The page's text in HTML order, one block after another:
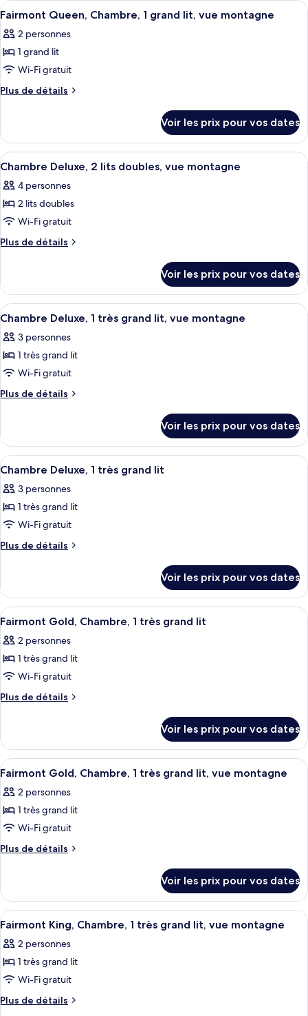
Signature,
très
grand
lit,
vue
de
Chambre
Signature,
très
grand
lit,
Afficher
toutes
les
photos
pour
ce
chambre :
Fairmont
Queen,
Chambre,
1
grand
lit,
vue
Literie de qualité supérieure, couette
7
Fairmont Queen, Chambre, 1 grand lit, vue montagne
2 personnes
1 grand lit
Wi-Fi gratuit
Plus de détails
Plus
le
type
de
Fairmont
Queen,
grand
lit,
Voir les prix pour vos dates
Afficher
toutes
les
photos
pour
ce
chambre :
Chambre
Deluxe,
2
lits
doubles,
vue
montagne
Literie de qualité supérieure, couette
5
Chambre Deluxe, 2 lits doubles, vue montagne
4 personnes
2 lits doubles
Wi-Fi gratuit
Plus de détails
Plus
le
type
de
Chambre
Deluxe,
lits
doubles,
vue
Voir les prix pour vos dates
Afficher
toutes
les
photos
pour
ce
chambre :
Chambre
Deluxe,
très
grand
lit,
vue
Une chambre d’hôtel avec un lit,
6
Chambre Deluxe, 1 très grand lit, vue montagne
3 personnes
1 très grand lit
Wi-Fi gratuit
Plus de détails
Plus
le
type
de
Chambre
Deluxe,
très
grand
lit,
Voir les prix pour vos dates
Afficher
toutes
les
photos
pour
ce
chambre :
Chambre
Deluxe,
très
grand
lit
Literie de qualité supérieure, couette
6
Chambre Deluxe, 1 très grand lit
3 personnes
1 très grand lit
Wi-Fi gratuit
Plus de détails
Plus
le
type
de
Chambre
Deluxe,
très
grand
lit
Voir les prix pour vos dates
Afficher
toutes
les
photos
pour
ce
chambre :
Fairmont
Gold,
Chambre,
1
très
grand
lit
Literie de qualité supérieure, couette
6
Fairmont Gold, Chambre, 1 très grand lit
2 personnes
1 très grand lit
Wi-Fi gratuit
Plus de détails
Plus
le
type
de
Fairmont
Gold,
très
grand
Voir les prix pour vos dates
Afficher
toutes
les
photos
pour
ce
chambre :
Fairmont
Gold,
Chambre,
1
très
grand
lit,
Une chambre d’hôtel avec un
6
Fairmont Gold, Chambre, 1 très grand lit, vue montagne
2 personnes
1 très grand lit
Wi-Fi gratuit
Plus de détails
Plus
le
type
de
Fairmont
Gold,
très
grand
Voir les prix pour vos dates
Afficher
toutes
les
photos
pour
ce
Literie de qualité supérieure, couette
6
Fairmont King, Chambre, 1 très grand lit, vue montagne
2 personnes
1 très grand lit
Wi-Fi gratuit
Plus de détails
Plus